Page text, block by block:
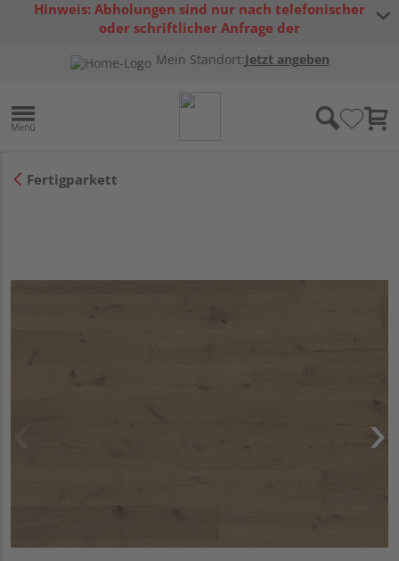
Hinweis: Abholungen sind nur nach telefonischer
oder schriftlicher Anfrage der
Mein Standort:Jetzt angeben
Fertigparkett